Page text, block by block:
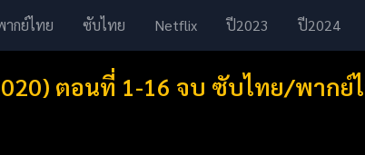
ากย์ไทย ซับไทย Netflix ปี2023 ปี2024
ตอนที่ 1-16 จบ ซับไทย/พากย์